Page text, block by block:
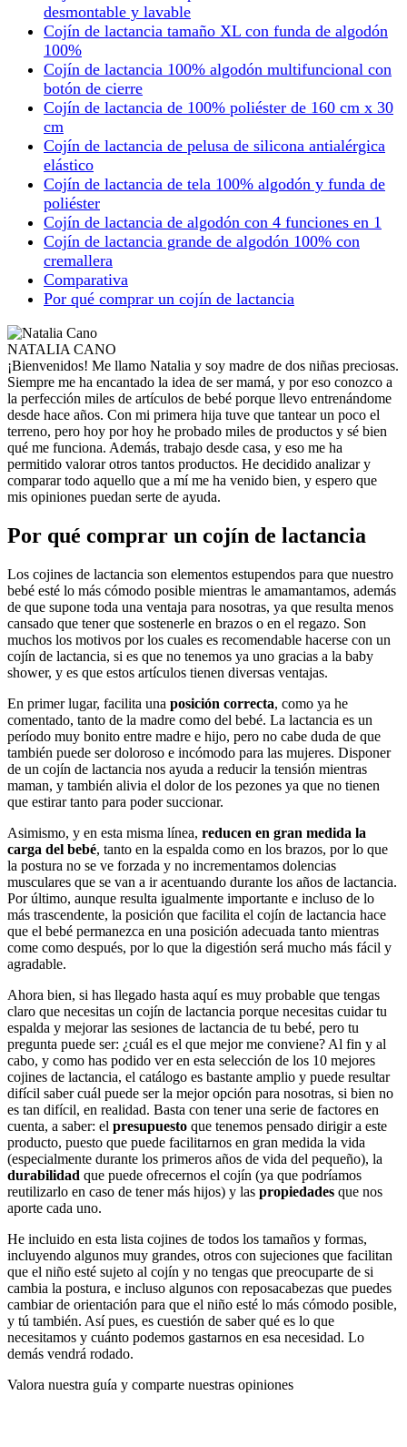
desmontable y lavable
Cojín de lactancia tamaño XL con funda de algodón
100%
Cojín de lactancia 100% algodón multifuncional con
botón de cierre
Cojín de lactancia de 100% poliéster de 160 cm x 30
cm
Cojín de lactancia de pelusa de silicona antialérgica
elástico
Cojín de lactancia de tela 100% algodón y funda de
poliéster
Cojín de lactancia de algodón con 4 funciones en 1
Cojín de lactancia grande de algodón 100% con
cremallera
Comparativa
Por qué comprar un cojín de lactancia
NATALIA CANO
¡Bienvenidos! Me llamo Natalia y soy madre de dos niñas preciosas.
Siempre me ha encantado la idea de ser mamá, y por eso conozco a
la perfección miles de artículos de bebé porque llevo entrenándome
desde hace años. Con mi primera hija tuve que tantear un poco el
terreno, pero hoy por hoy he probado miles de productos y sé bien
qué me funciona. Además, trabajo desde casa, y eso me ha
permitido valorar otros tantos productos. He decidido analizar y
comparar todo aquello que a mí me ha venido bien, y espero que
mis opiniones puedan serte de ayuda.
Por qué comprar un cojín de lactancia
Los cojines de lactancia son elementos estupendos para que nuestro
bebé esté lo más cómodo posible mientras le amamantamos, además
de que supone toda una ventaja para nosotras, ya que resulta menos
cansado que tener que sostenerle en brazos o en el regazo. Son
muchos los motivos por los cuales es recomendable hacerse con un
cojín de lactancia, si es que no tenemos ya uno gracias a la baby
shower, y es que estos artículos tienen diversas ventajas.
En primer lugar, facilita una posición correcta, como ya he
comentado, tanto de la madre como del bebé. La lactancia es un
período muy bonito entre madre e hijo, pero no cabe duda de que
también puede ser doloroso e incómodo para las mujeres. Disponer
de un cojín de lactancia nos ayuda a reducir la tensión mientras
maman, y también alivia el dolor de los pezones ya que no tienen
que estirar tanto para poder succionar.
Asimismo, y en esta misma línea, reducen en gran medida la
carga del bebé, tanto en la espalda como en los brazos, por lo que
la postura no se ve forzada y no incrementamos dolencias
musculares que se van a ir acentuando durante los años de lactancia.
Por último, aunque resulta igualmente importante e incluso de lo
más trascendente, la posición que facilita el cojín de lactancia hace
que el bebé permanezca en una posición adecuada tanto mientras
come como después, por lo que la digestión será mucho más fácil y
agradable.
Ahora bien, si has llegado hasta aquí es muy probable que tengas
claro que necesitas un cojín de lactancia porque necesitas cuidar tu
espalda y mejorar las sesiones de lactancia de tu bebé, pero tu
pregunta puede ser: ¿cuál es el que mejor me conviene? Al fin y al
cabo, y como has podido ver en esta selección de los 10 mejores
cojines de lactancia, el catálogo es bastante amplio y puede resultar
difícil saber cuál puede ser la mejor opción para nosotras, si bien no
es tan difícil, en realidad. Basta con tener una serie de factores en
cuenta, a saber: el presupuesto que tenemos pensado dirigir a este
producto, puesto que puede facilitarnos en gran medida la vida
(especialmente durante los primeros años de vida del pequeño), la
durabilidad que puede ofrecernos el cojín (ya que podríamos
reutilizarlo en caso de tener más hijos) y las propiedades que nos
aporte cada uno.
He incluido en esta lista cojines de todos los tamaños y formas,
incluyendo algunos muy grandes, otros con sujeciones que facilitan
que el niño esté sujeto al cojín y no tengas que preocuparte de si
cambia la postura, e incluso algunos con reposacabezas que puedes
cambiar de orientación para que el niño esté lo más cómodo posible,
y tú también. Así pues, es cuestión de saber qué es lo que
necesitamos y cuánto podemos gastarnos en esa necesidad. Lo
demás vendrá rodado.
Valora nuestra guía y comparte nuestras opiniones